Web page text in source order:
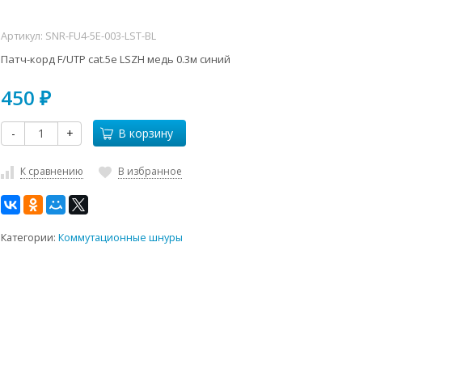
Артикул: SNR-FU4-5E-003-LST-BL
Патч-корд F/UTP cat.5e LSZH медь 0.3м синий
450₽
- + В корзину
К сравнению В избранное
Категории:Коммутационные шнуры